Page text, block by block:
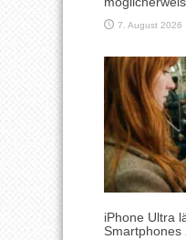
7. August 2026
iPhone Ultra
Smartphones